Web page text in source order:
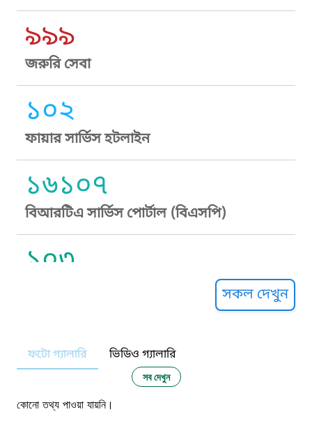
৯৯৯
জরুরি সেবা
১০২
ফায়ার সার্ভিস হটলাইন
১৬১০৭
বিআরটিএ সার্ভিস পোর্টাল (বিএসপি)
১০৩
নারী ও শিশু নির্যাতন প্রতিরোধ
১০৬
সকল দেখুন
ফটো গ্যালারি ভিডিও গ্যালারি
সব দেখুন
কোনো তথ্য পাওয়া যায়নি।